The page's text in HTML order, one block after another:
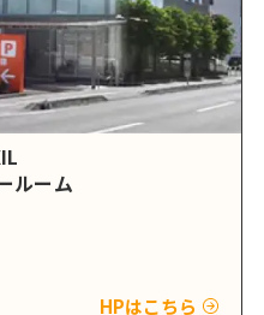
ルーム
HPはこちら